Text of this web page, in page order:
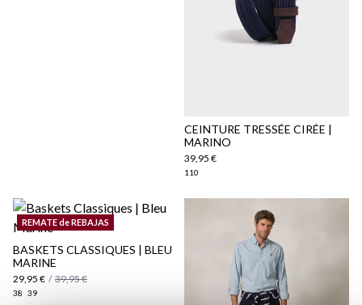
CEINTURE TRESSÉE CIRÉE |
MARINO
39,95 €
110
REMATE de REBAJAS
BASKETS CLASSIQUES | BLEU
MARINE
29,95 € / 39,95 €
38 39